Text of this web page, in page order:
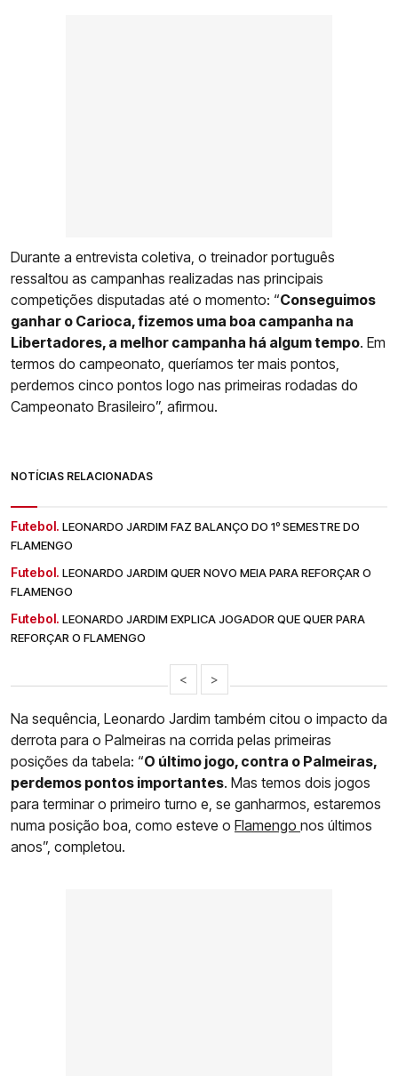
Durante a entrevista coletiva, o treinador português
ressaltou as campanhas realizadas nas principais
competições disputadas até o momento: “Conseguimos
ganhar o Carioca, fizemos uma boa campanha na
Libertadores, a melhor campanha há algum tempo. Em
termos do campeonato, queríamos ter mais pontos,
perdemos cinco pontos logo nas primeiras rodadas do
Campeonato Brasileiro”, afirmou.
NOTÍCIAS RELACIONADAS
Futebol. LEONARDO JARDIM FAZ BALANÇO DO 1º SEMESTRE DO
FLAMENGO
Futebol. LEONARDO JARDIM QUER NOVO MEIA PARA REFORÇAR O
FLAMENGO
Futebol. LEONARDO JARDIM EXPLICA JOGADOR QUE QUER PARA
REFORÇAR O FLAMENGO
< >
Na sequência, Leonardo Jardim também citou o impacto da
derrota para o Palmeiras na corrida pelas primeiras
posições da tabela: “O último jogo, contra o Palmeiras,
perdemos pontos importantes. Mas temos dois jogos
para terminar o primeiro turno e, se ganharmos, estaremos
numa posição boa, como esteve o Flamengo nos últimos
anos”, completou.